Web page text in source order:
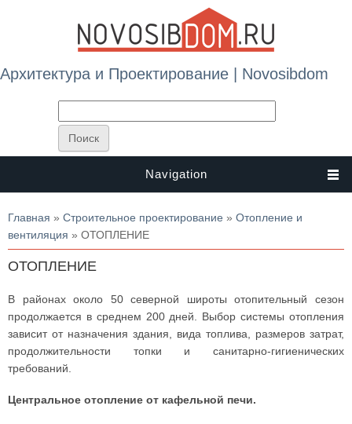
Архитектура и Проектирование | Novosibdom
Navigation
Вы здесь
Главная » Строительное проектирование » Отопление и
вентиляция » ОТОПЛЕНИЕ
ОТОПЛЕНИЕ
В районах около 50 северной широты отопительный сезон
продолжается в среднем 200 дней. Выбор системы отопления
зависит от назначения здания, вида топлива, размеров затрат,
продолжительности топки и санитарно-гигиенических
требований.
Центральное отопление от кафельной печи.